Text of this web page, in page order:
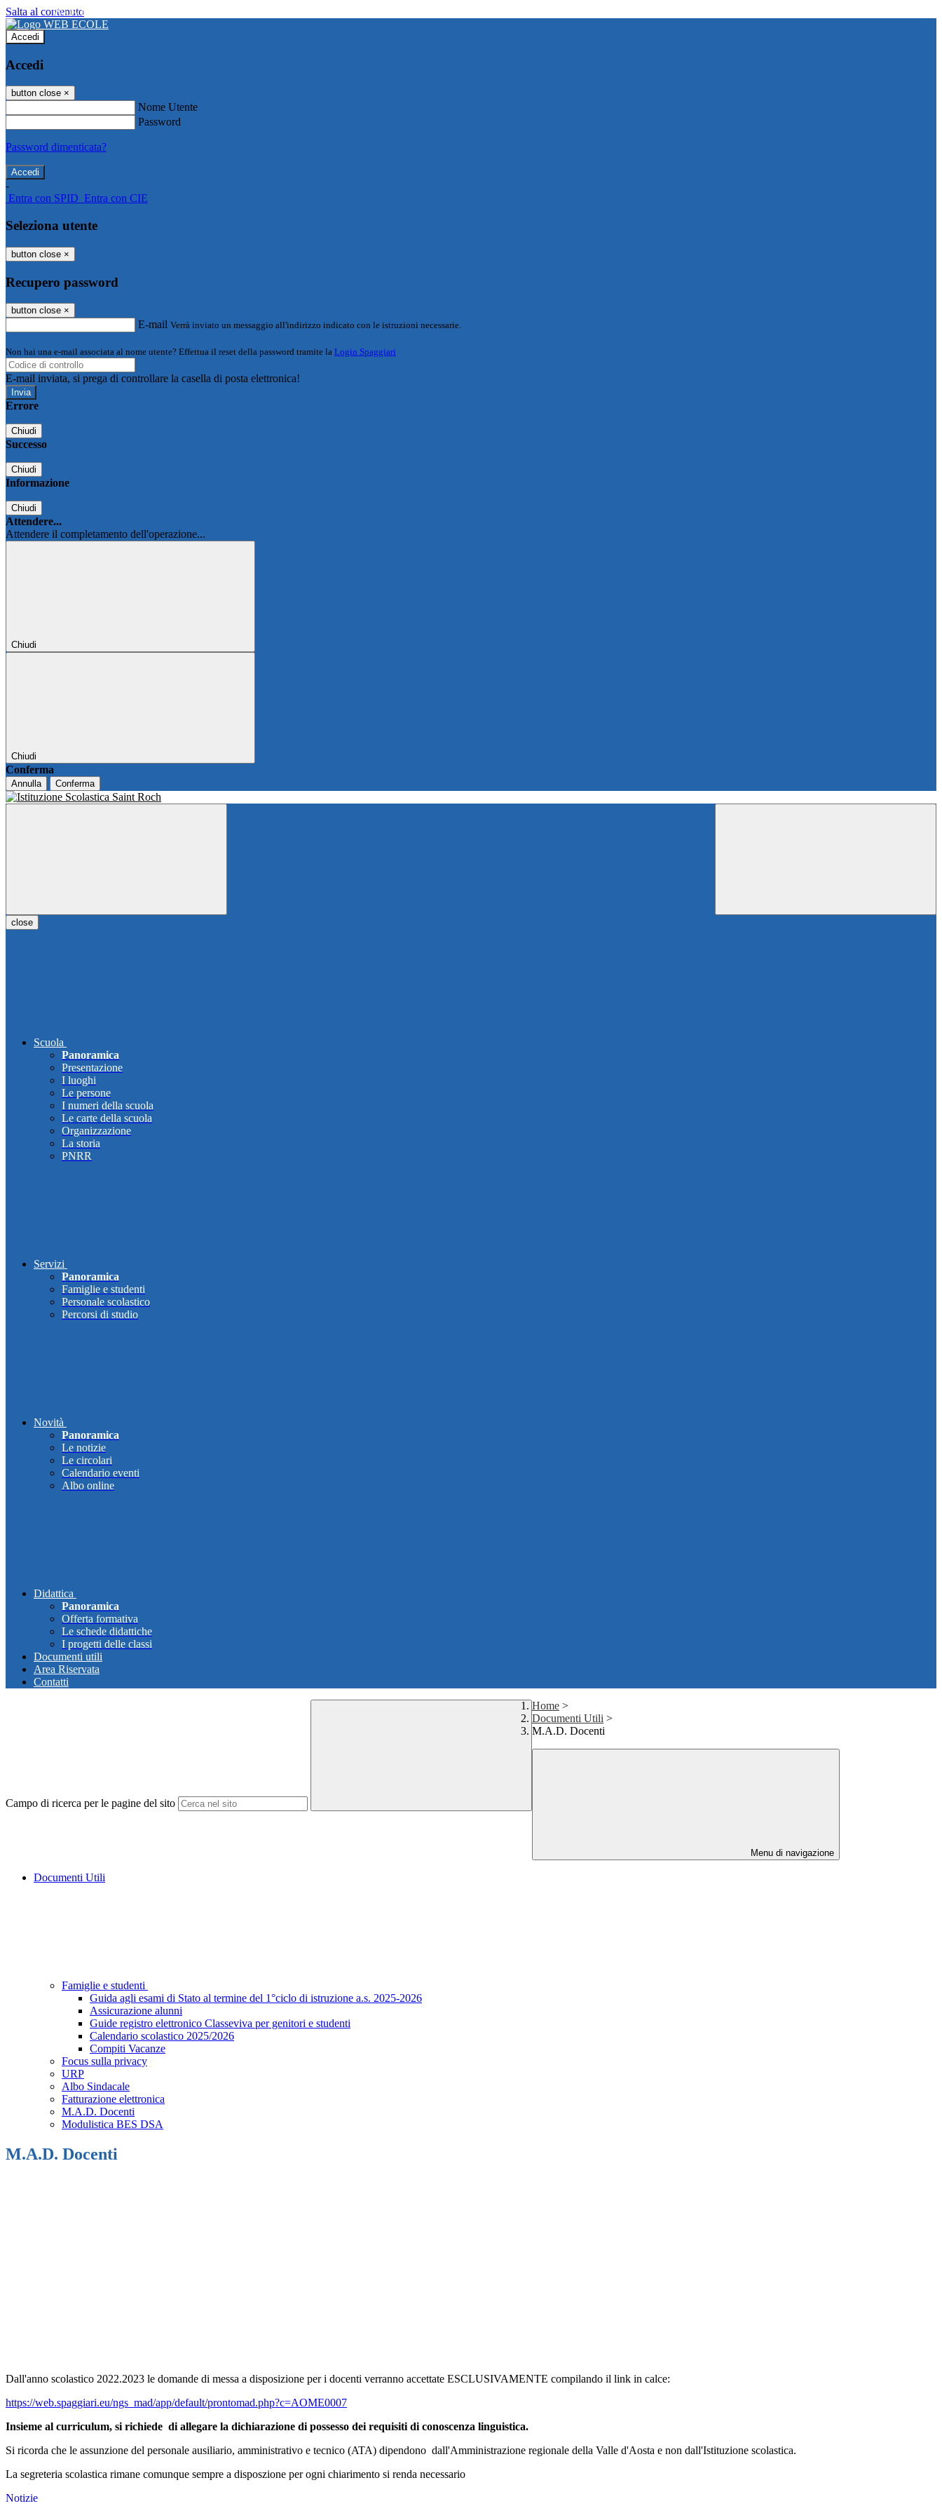
Salta al contenuto
WEB ECOLE
Accedi
Accedi
button close ×
Nome Utente
Password
Password dimenticata?
-
Entra con SPID Entra con CIE
Seleziona utente
button close ×
Recupero password
button close ×
E-mail Verrà inviato un messaggio all'indirizzo indicato con le istruzioni necessarie.
Non hai una e-mail associata al nome utente? Effettua il reset della password tramite la Login Spaggiari
E-mail inviata, si prega di controllare la casella di posta elettronica!
Errore
Chiudi
Successo
Chiudi
Informazione
Chiudi
Attendere...
Attendere il completamento dell'operazione...
Chiudi
Chiudi
Conferma
Annulla Conferma
close
Scuola
Panoramica
Presentazione
I luoghi
Le persone
I numeri della scuola
Le carte della scuola
Organizzazione
La storia
PNRR
Servizi
Panoramica
Famiglie e studenti
Personale scolastico
Percorsi di studio
Novità
Panoramica
Le notizie
Le circolari
Calendario eventi
Albo online
Didattica
Panoramica
Offerta formativa
Le schede didattiche
I progetti delle classi
Documenti utili
Area Riservata
Contatti
Campo di ricerca per le pagine del sito
Home >
Documenti Utili >
M.A.D. Docenti
Menu di navigazione
Documenti Utili
Famiglie e studenti
Guida agli esami di Stato al termine del 1°ciclo di istruzione a.s. 2025-2026
Assicurazione alunni
Guide registro elettronico Classeviva per genitori e studenti
Calendario scolastico 2025/2026
Compiti Vacanze
Focus sulla privacy
URP
Albo Sindacale
Fatturazione elettronica
M.A.D. Docenti
Modulistica BES DSA
M.A.D. Docenti
Dall'anno scolastico 2022.2023 le domande di messa a disposizione per i docenti verranno accettate ESCLUSIVAMENTE compilando il link in calce:
https://web.spaggiari.eu/ngs_mad/app/default/prontomad.php?c=AOME0007
Insieme al curriculum, si richiede di allegare la dichiarazione di possesso dei requisiti di conoscenza linguistica.
Si ricorda che le assunzione del personale ausiliario, amministrativo e tecnico (ATA) dipendono dall'Amministrazione regionale della Valle d'Aosta e non dall'Istituzione scolastica.
La segreteria scolastica rimane comunque sempre a disposzione per ogni chiarimento si renda necessario
Notizie